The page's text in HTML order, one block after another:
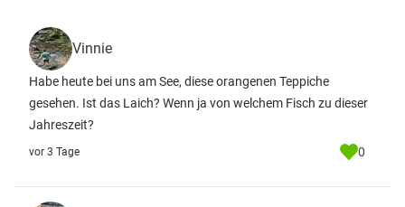
Vinnie
Habe heute bei uns am See, diese orangenen Teppiche
gesehen. Ist das Laich? Wenn ja von welchem Fisch zu dieser
Jahreszeit?
vor 3 Tage 0